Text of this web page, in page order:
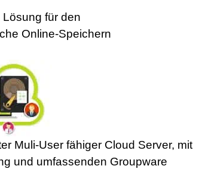
für den
Online-Speichern
Muli-User fähiger Cloud Server, mit
und umfassenden Groupware